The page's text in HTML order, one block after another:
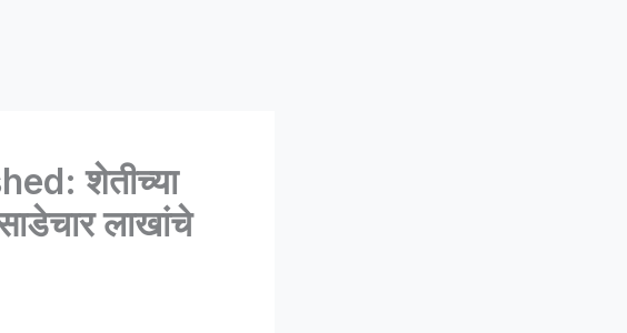
शेतीच्या
लाखांचे